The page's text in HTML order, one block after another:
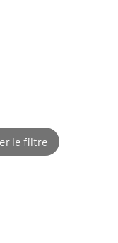
le filtre